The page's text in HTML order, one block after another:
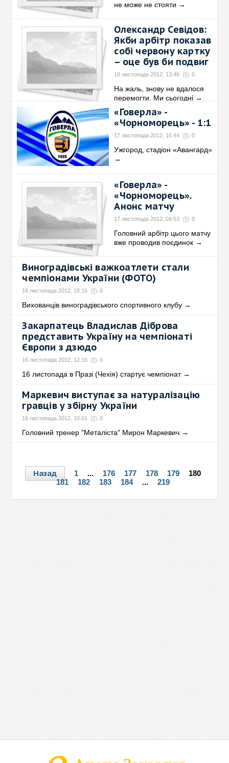
не може не стояти →
Олександр Севідов:
Якби арбітр показав
собі червону картку
– оце був би подвиг
18 листопада 2012, 13:46 0
На жаль, знову не вдалося
перемогти. Ми сьогодні →
«Говерла» -
«Чорноморець» - 1:1
17 листопада 2012, 16:44 0
Ужгород, стадіон «Авангард»
→
«Говерла» -
«Чорноморець».
Анонс матчу
17 листопада 2012, 09:53 0
Головний арбітр цього матчу
вже проводив поєдинок →
Виноградівські важкоатлети стали
чемпіонами України (ФОТО)
16 листопада 2012, 18:16 0
Вихованців виноградівського спортивного клубу →
Закарпатець Владислав Діброва
представить Україну на чемпіонаті
Європи з дзюдо
16 листопада 2012, 12:16 0
16 листопада в Празі (Чехія) стартує чемпіонат→
Маркевич виступає за натуралізацію
гравців у збірну України
16 листопада 2012, 10:01 0
Головний тренер "Металіста" Мирон Маркевич →
Назад 1 ... 176 177 178 179
180
181
182 183 184 ... 219